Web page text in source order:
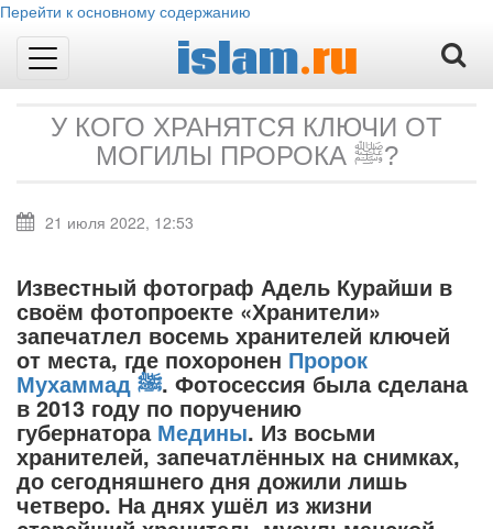
Перейти к основному содержанию
Toggle
islam.ru
У КОГО ХРАНЯТСЯ КЛЮЧИ ОТ
МОГИЛЫ ПРОРОКА ﷺ?
21 июля 2022, 12:53
Известный фотограф Адель Курайши в
своём фотопроекте «Хранители»
запечатлел восемь хранителей ключей
от места, где похоронен Пророк
Мухаммадﷺ. Фотосессия была сделана
в 2013 году по поручению
губернатора Медины. Из восьми
хранителей, запечатлённых на снимках,
до сегодняшнего дня дожили лишь
четверо. На днях ушёл из жизни